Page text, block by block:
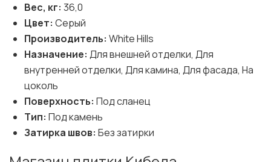
Вес, кг: 36,0
Цвет: Серый
Производитель: White Hills
Назначение: Для внешней отделки, Для
внутренней отделки, Для камина, Для фасада, На
цоколь
Поверхность: Под сланец
Тип: Под камень
Затирка швов: Без затирки